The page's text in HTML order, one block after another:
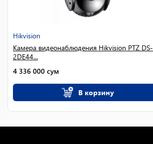
Hikvision
Камера видеонаблюдения Hikvision PTZ DS-
2DE44...
4 336 000 сум
В корзину